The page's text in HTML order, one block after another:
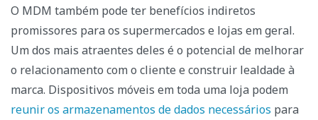
O MDM também pode ter benefícios indiretos
promissores para os supermercados e lojas em geral.
Um dos mais atraentes deles é o potencial de melhorar
o relacionamento com o cliente e construir lealdade à
marca. Dispositivos móveis em toda uma loja podem
reunir os armazenamentos de dados necessários para